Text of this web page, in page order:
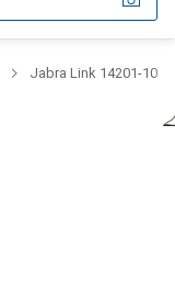
Jabra Link 14201-10